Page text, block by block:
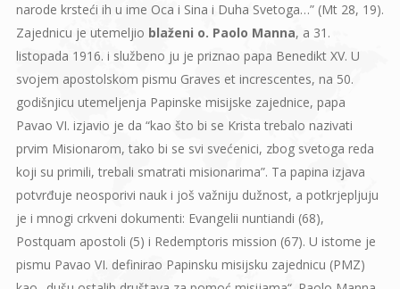
narode krsteći ih u ime Oca i Sina i Duha Svetoga…” (Mt 28, 19).
Zajednicu je utemeljio blaženi o. Paolo Manna, a 31.
listopada 1916. i službeno ju je priznao papa Benedikt XV. U
svojem apostolskom pismu Graves et increscentes, na 50.
godišnjicu utemeljenja Papinske misijske zajednice, papa
Pavao VI. izjavio je da “kao što bi se Krista trebalo nazivati
prvim Misionarom, tako bi se svi svećenici, zbog svetoga reda
koji su primili, trebali smatrati misionarima”. Ta papina izjava
potvrđuje neosporivi nauk i još važniju dužnost, a potkrjepljuju
je i mnogi crkveni dokumenti: Evangelii nuntiandi (68),
Postquam apostoli (5) i Redemptoris mission (67). U istome je
pismu Pavao VI. definirao Papinsku misijsku zajednicu (PMZ)